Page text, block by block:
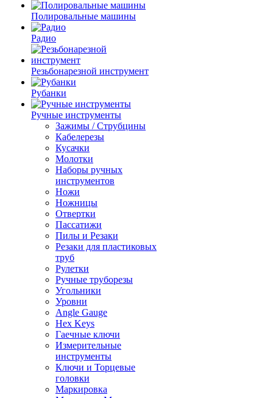
Полировальные машины
Радио
Резьбонарезной инструмент
Рубанки
Ручные инструменты
Зажимы / Струбцины
Кабелерезы
Кусачки
Молотки
Наборы ручных
инструментов
Ножи
Ножницы
Отвертки
Пассатижи
Пилы и Резаки
Резаки для пластиковых
труб
Рулетки
Ручные труборезы
Угольники
Уровни
Angle Gauge
Hex Keys
Гаечные ключи
Измерительные
инструменты
Ключи и Торцевые
головки
Маркировка